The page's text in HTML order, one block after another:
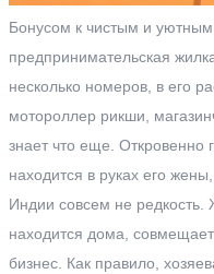
Бонусом к чистым и
предпринимательская
несколько номеров, в его
мотороллер рикши,
знает что еще. Откровенно
находится в руках его
Индии совсем не редкость.
находится дома,
бизнес. Как правило,